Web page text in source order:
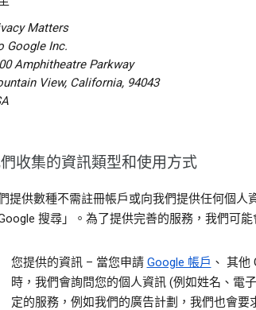
Matters
Google Inc.
Amphitheatre Parkway
View, California, 94043
收集的資訊類型和使用方式
提供數種不需註冊帳戶或向我們提供任何個人
Google 搜尋」。為了提供完善的服務，我們可
您提供的資訊– 當您申請 Google 帳戶 、 其
時，我們會詢問您的個人資訊 (例如姓名、電
定的服務，例如我們的廣告計劃，我們也會要